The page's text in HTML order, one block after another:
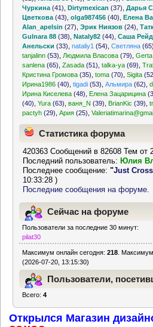
Чуркина (41) ,Dirtymexican (37) ,Дарья
Цветкова (43) ,olga987456 (40) ,Елена
Alan_apelsin (27) ,Эрик Ниязов (24) ,
Gulnara 88 (38) ,Nataly82 (44) ,Саша
Анельски (33) ,nataliy1 (54) ,Светляна (65)
tanjalinn (53) Людмила Власова (79) ,Gerta
sanlena (65) ,Zasada (51) ,talka-ya (69) ,
Кристина Громова (35) ,toma (70) ,Sigita
Ирина1986 (40) ,tigadi (53) ,Альмира (62) ,
Ирина Киселева (48) Елена Зацарицина
(40) ,Yura (63) ,ваня_N (39) BrianKic (39) ,
pactyh (29) ,Ария (25) ,
Статистика форума
420363 Сообщений в 82608 Тем от
Последний пользователь: Юлия
Последнее сообщение:"Just
10:33:28 )
Последние сообщения на форуме.
Сейчас на форуме
Пользователи за последние 30 минут:
pilat30
Максимум онлайн сегодня:218 .
(2026-07-20, 13:15:30)
Пользователи,
Всего:4
Открылся Магазин